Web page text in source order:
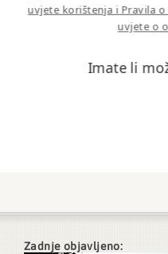
uvjete korištenja i Pravila
uvjete o
Imate li
Zadnje objavljeno: